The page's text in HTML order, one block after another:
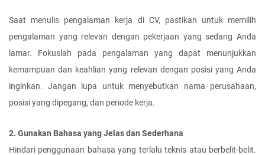
Saat menulis pengalaman kerja di CV, pastikan untuk memilih
pengalaman yang relevan dengan pekerjaan yang sedang Anda
lamar. Fokuslah pada pengalaman yang dapat menunjukkan
kemampuan dan keahlian yang relevan dengan posisi yang Anda
inginkan. Jangan lupa untuk menyebutkan nama perusahaan,
posisi yang dipegang, dan periode kerja.
2. Gunakan Bahasa yang Jelas dan Sederhana
Hindari penggunaan bahasa yang terlalu teknis atau berbelit-belit.